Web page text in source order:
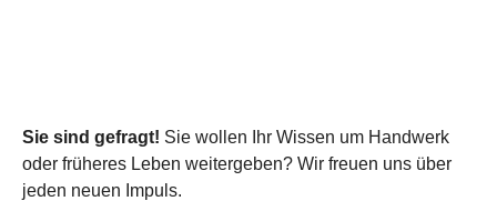
Sie sind gefragt! Sie wollen Ihr Wissen um Handwerk
oder früheres Leben weitergeben? Wir freuen uns über
jeden neuen Impuls.